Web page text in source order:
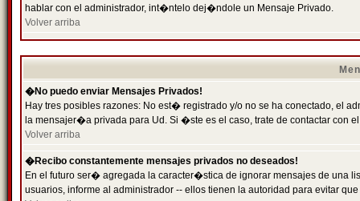
hablar con el administrador, int�ntelo dej�ndole un Mensaje Privado.
Volver arriba
�No puedo enviar Mensajes Privados!
Hay tres posibles razones: No est� registrado y/o no se ha conectado, el
la mensajer�a privada para Ud. Si �ste es el caso, trate de contactar con
Volver arriba
�Recibo constantemente mensajes privados no deseados!
En el futuro ser� agregada la caracter�stica de ignorar mensajes de una
usuarios, informe al administrador -- ellos tienen la autoridad para evitar